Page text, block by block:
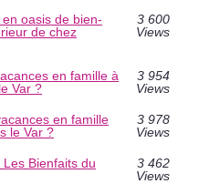
oasis de bien-
de chez
3 600
Views
en famille à
Var ?
3 954
Views
en famille
le Var ?
3 978
Views
Bienfaits du
3 462
Views